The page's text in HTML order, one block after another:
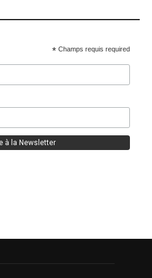
* Champs requis required